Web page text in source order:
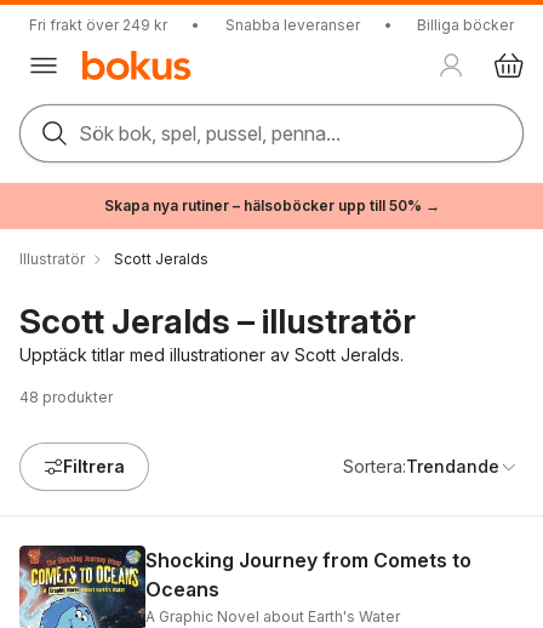
Fri frakt över 249 kr • Snabba leveranser • Billiga böcker
Sök bok, spel, pussel, penna...
Skapa nya rutiner – hälsoböcker upp till 50% →
Illustratör Scott Jeralds
Scott Jeralds – illustratör
Upptäck titlar med illustrationer av Scott Jeralds.
48 produkter
Filtrera Sortera:Trendande
Shocking Journey from Comets to
Oceans
A Graphic Novel about Earth's Water